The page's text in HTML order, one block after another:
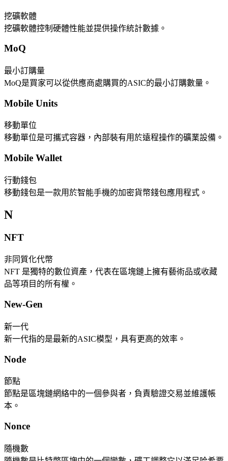
挖礦軟體
挖礦軟體控制硬體性能並提供操作統計數據。
MoQ
最小訂購量
MoQ是買家可以從供應商處購買的ASIC的最小訂購數量。
Mobile Units
移動單位
移動單位是可攜式容器，內部裝有用於遠程操作的礦業設備。
Mobile Wallet
行動錢包
移動錢包是一款用於智能手機的加密貨幣錢包應用程式。
N
NFT
非同質化代幣
NFT 是獨特的數位資產，代表在區塊鏈上擁有藝術品或收藏
品等項目的所有權。
New-Gen
新一代
新一代指的是最新的ASIC模型，具有更高的效率。
Node
節點
節點是區塊鏈網絡中的一個參與者，負責驗證交易並維護帳
本。
Nonce
隨機數